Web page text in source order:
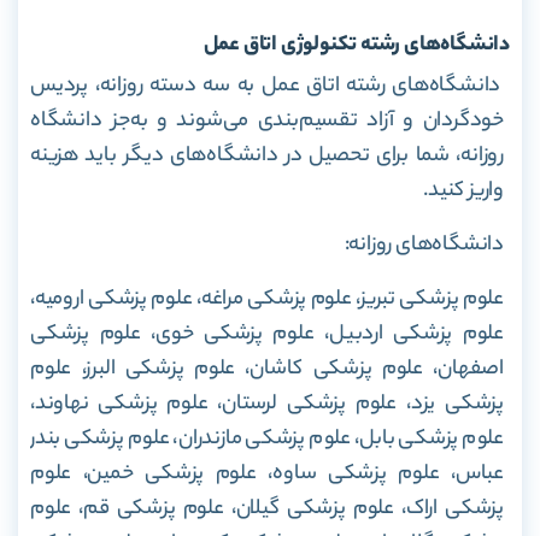
دانشگاه‌های رشته تکنولوژی اتاق عمل
دانشگاه‌های رشته اتاق عمل به سه دسته روزانه، پردیس
خودگردان و آزاد تقسیم‌بندی می‌شوند و به‌جز دانشگاه
روزانه، شما برای تحصیل در دانشگاه‌های دیگر باید هزینه
واریز کنید.
دانشگاه‌های روزانه:
علوم پزشکی تبریز،علوم پزشکی مراغه،علوم پزشکی ارومیه،
علوم پزشکی اردبیل، علوم پزشکی خوی، علوم پزشکی
اصفهان، علوم پزشکی کاشان، علوم پزشکی البرز، علوم
پزشکی یزد، علوم پزشکی لرستان، علوم پزشکی نهاوند،
علوم پزشکی بابل، علوم پزشکی مازندران، علوم پزشکی بندر
عباس، علوم پزشکی ساوه، علوم پزشکی خمین، علوم
پزشکی اراک، علوم پزشکی گیلان، علوم پزشکی قم، علوم